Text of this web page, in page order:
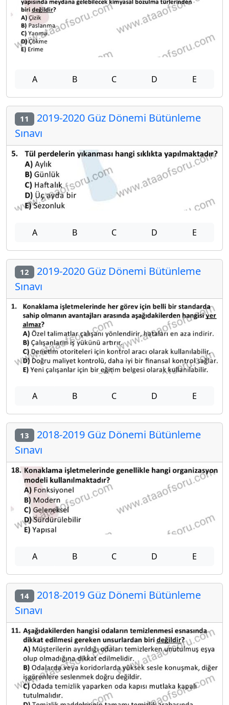
A B C D E
11 2019-2020 Güz Dönemi Bütünleme
Sınavı
A B C D E
12 2019-2020 Güz Dönemi Bütünleme
Sınavı
A B C D E
13 2018-2019 Güz Dönemi Bütünleme
Sınavı
A B C D E
14 2018-2019 Güz Dönemi Bütünleme
Sınavı